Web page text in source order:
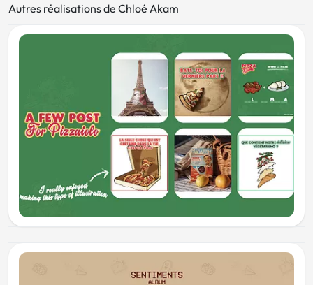
Autres réalisations de Chloé Akam